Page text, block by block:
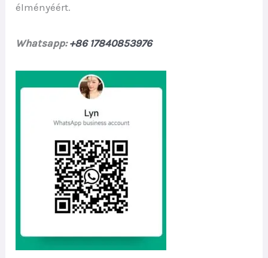
élményéért.
Whatsapp:+86 17840853976